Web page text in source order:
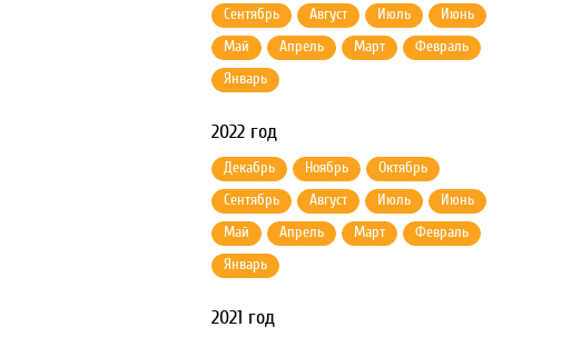
Сентябрь
Август Июль
Июнь
Май
Апрель Март
Февраль
Январь
2022 год
Декабрь Ноябрь
Октябрь
Сентябрь
Август Июль
Июнь
Май
Апрель Март
Февраль
Январь
2021 год